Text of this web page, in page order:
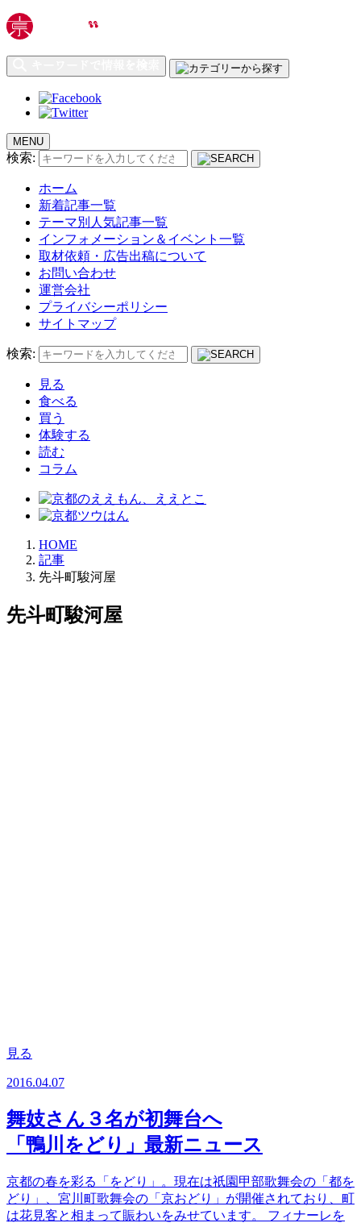
MENU
検索:
ホーム
新着記事一覧
テーマ別人気記事一覧
インフォメーション＆イベント一覧
取材依頼・広告出稿について
お問い合わせ
運営会社
プライバシーポリシー
サイトマップ
検索:
見る
食べる
買う
体験する
読む
コラム
HOME
記事
先斗町駿河屋
先斗町駿河屋
見る
2016.04.07
舞妓さん３名が初舞台へ
「鴨川をどり」最新ニュース
京都の春を彩る「をどり」。現在は祇園甲部歌舞会の「都を
どり」、宮川町歌舞会の「京おどり」が開催されており、町
は花見客と相まって賑わいをみせています。 フィナーレを